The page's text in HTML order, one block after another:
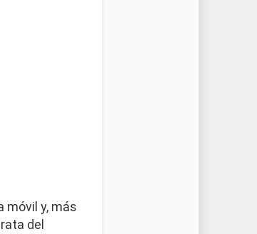
móvil y, más
del